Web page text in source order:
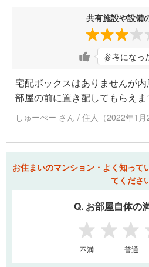
共有施設や設備
参考になっ
宅配ボックスはありませんが
部屋の前に置き配してもらえま
しゅーぺー さん / 住人（2022年1月
お住まいのマンション・よく知って
てくださ
Q. お部屋自体の
1 2 3
不満 普通